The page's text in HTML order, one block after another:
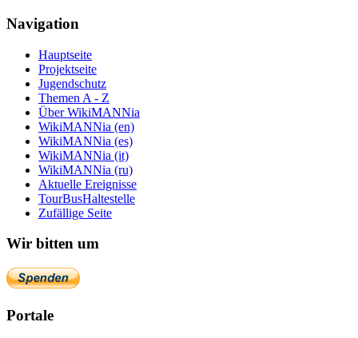
Navigation
Hauptseite
Projektseite
Jugendschutz
Themen A - Z
Über WikiMANNia
WikiMANNia (en)
WikiMANNia (es)
WikiMANNia (it)
WikiMANNia (ru)
Aktuelle Ereignisse
TourBusHaltestelle
Zufällige Seite
Wir bitten um
Portale